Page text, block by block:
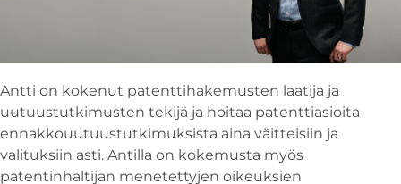
Antti on kokenut patenttihakemusten laatija ja
uutuustutkimusten tekijä ja hoitaa patenttiasioita
ennakkouutuustutkimuksista aina väitteisiin ja
valituksiin asti. Antilla on kokemusta myös
patentinhaltijan menetettyjen oikeuksien